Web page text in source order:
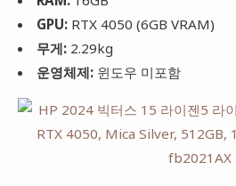
GPU:RTX 4050 (6GB VRAM)
무게:2.29kg
운영체제:윈도우 미포함